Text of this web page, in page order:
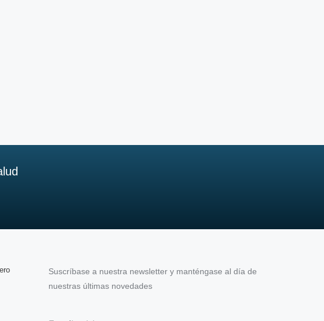
Suscríbase a nuestra newsletter y manténgase al día de
nuestras últimas novedades